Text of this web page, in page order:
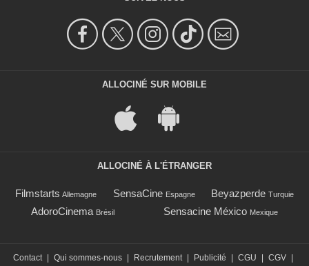
ALLOCINÉ SUR MOBILE
ALLOCINÉ À L'ÉTRANGER
Filmstarts Allemagne SensaCine Espagne Beyazperde Turquie
AdoroCinema Brésil Sensacine México Mexique
Contact Qui sommes-nous Recrutement Publicité CGU CGV